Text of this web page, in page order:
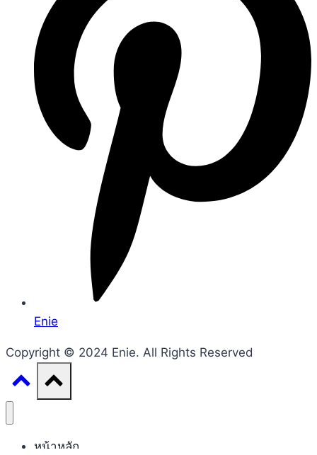
Enie
Copyright © 2024 Enie. All Rights Reserved
หน้าหลัก